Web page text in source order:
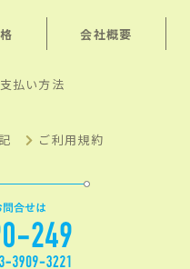
会社概要
払い方法
ご利用規約